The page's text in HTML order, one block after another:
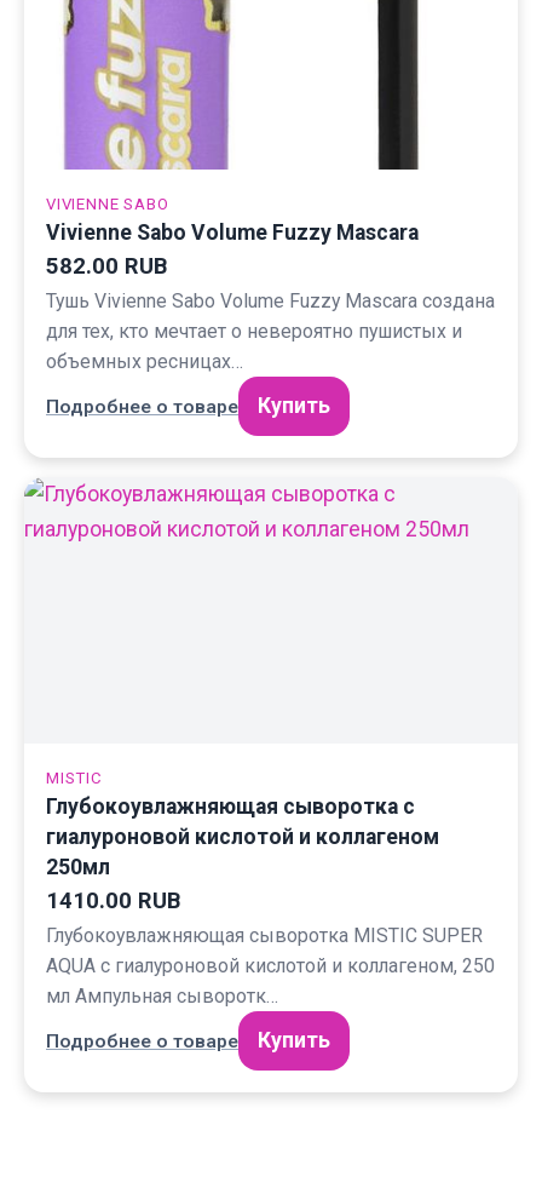
VIVIENNE SABO
Vivienne Sabo Volume Fuzzy Mascara
582.00 RUB
Тушь Vivienne Sabo Volume Fuzzy Mascara создана
для тех, кто мечтает о невероятно пушистых и
объемных ресницах…
Подробнее о товаре Купить
MISTIC
Глубокоувлажняющая сыворотка с
гиалуроновой кислотой и коллагеном
250мл
1410.00 RUB
Глубокоувлажняющая сыворотка MISTIC SUPER
AQUA с гиалуроновой кислотой и коллагеном, 250
мл Ампульная сыворотк…
Подробнее о товаре Купить